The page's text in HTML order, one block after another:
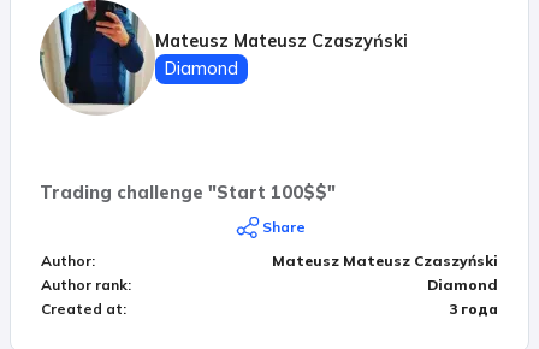
pierwszym tygodniu XD.
Mateusz Mateusz Czaszyński
Diamond
Trading challenge "Start 100$$"
Share
Author:
Mateusz Mateusz Czaszyński
Author rank:
Diamond
Created at: 3 года